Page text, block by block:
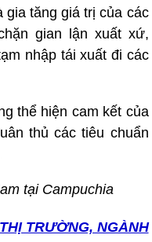
tăng giá trị của các
gian lận xuất xứ,
nhập tái xuất đi các
thể hiện cam kết của
thủ các tiêu chuẩn
tại Campuchia
TRƯỜNG, NGÀNH